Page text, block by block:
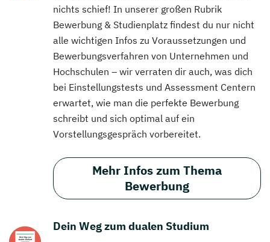
nichts schief! In unserer großen Rubrik
Bewerbung & Studienplatz findest du nur nicht
alle wichtigen Infos zu Voraussetzungen und
Bewerbungsverfahren von Unternehmen und
Hochschulen – wir verraten dir auch, was dich
bei Einstellungstests und Assessment Centern
erwartet, wie man die perfekte Bewerbung
schreibt und sich optimal auf ein
Vorstellungsgespräch vorbereitet.
Mehr Infos zum Thema
Bewerbung
Dein Weg zum dualen Studium